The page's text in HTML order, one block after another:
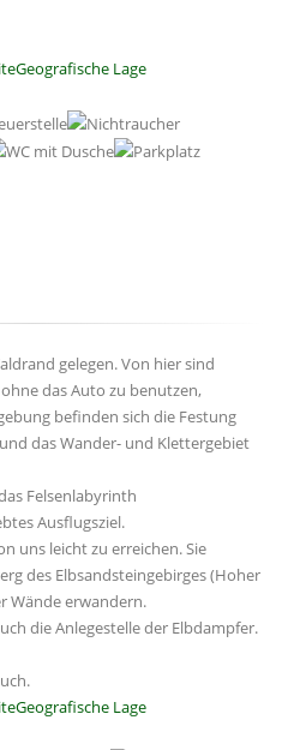
Geografische Lage
gelegen. Von hier sind
das Auto zu benutzen,
befinden sich die Festung
das Wander- und Klettergebiet
Felsenlabyrinth
Ausflugsziel.
uns leicht zu erreichen. Sie
des Elbsandsteingebirges (Hoher
Wände erwandern.
die Anlegestelle der Elbdampfer.
Geografische Lage